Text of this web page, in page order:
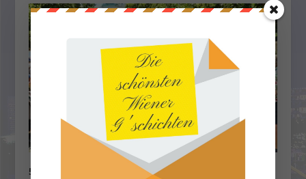
50 Jahre Wiener Fereinspiel